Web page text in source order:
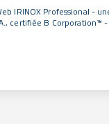
IRINOX Professional -
certifiée B Corporation™ -